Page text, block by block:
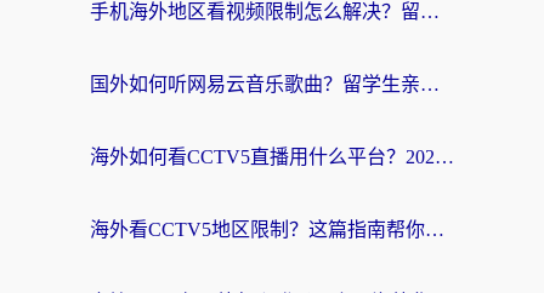
手机海外地区看视频限制怎么解决？留学生亲测有效的回国加速器指南
国外如何听网易云音乐歌曲？留学生亲测有效的回国加速方案
海外如何看CCTV5直播用什么平台？2026最新指南：看欧洲杯、中超、奥运不再卡
海外看CCTV5地区限制？这篇指南帮你流畅看欧洲杯、NBA还听中文解说